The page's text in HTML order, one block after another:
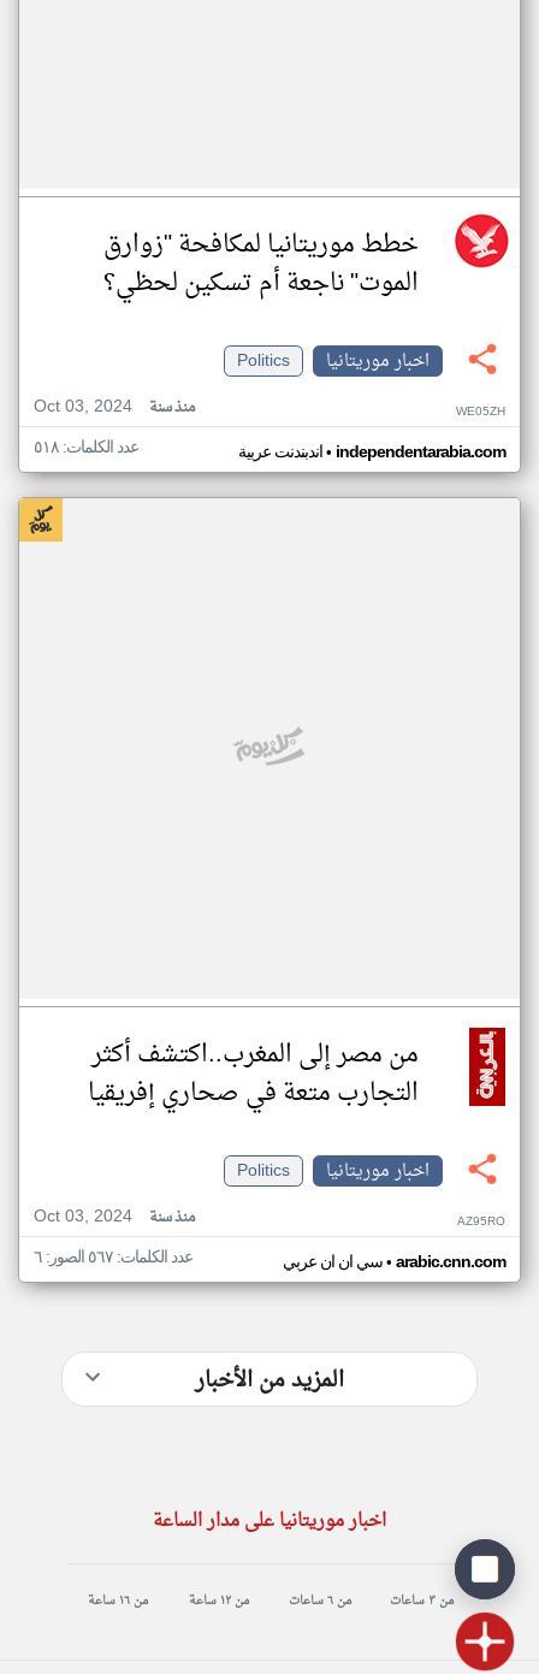
خطط موريتانيا لمكافحة "زوارق
الموت" ناجعة أم تسكين لحظي؟
اخبار موريتانيا
Politics
Oct 03, 2024
منذ سنة WE05ZH
اندبندنت عربية• independentarabia.com عدد الكلمات: ٥١٨
من مصر إلى المغرب..اكتشف أكثر
التجارب متعة في صحاري إفريقيا
اخبار موريتانيا
Politics
Oct 03, 2024
منذ سنة AZ95RO
سي ان ان عربي• arabic.cnn.com عدد الكلمات: ٥٦٧ الصور: ٦
المزيد من الأخبار
اخبار موريتانيا على مدار الساعة
من ٣ ساعات من ٦ ساعات من ١٢ ساعة من ١٦ ساعة